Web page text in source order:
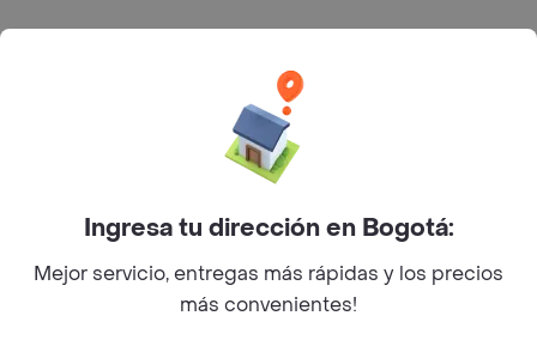
Bogotá D.C. --- notificacionesrappi@rappi.com
Ingresa tu dirección en Bogotá:
Mejor servicio, entregas más rápidas y los precios
más convenientes!